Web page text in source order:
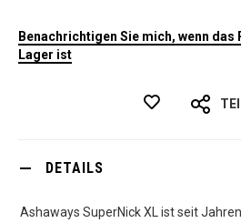
Benachrichtigen Sie mich, wenn
Lager ist
DETAILS
Ashaways SuperNick XL ist seit